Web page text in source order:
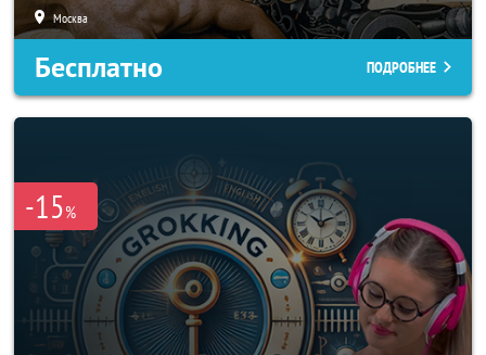
Москва
Бесплатно ПОДРОБНЕЕ
-15%